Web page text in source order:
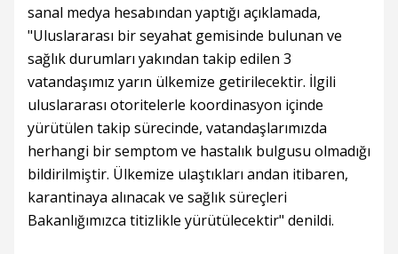
sanal medya hesabından yaptığı açıklamada,
"Uluslararası bir seyahat gemisinde bulunan ve
sağlık durumları yakından takip edilen 3
vatandaşımız yarın ülkemize getirilecektir. İlgili
uluslararası otoritelerle koordinasyon içinde
yürütülen takip sürecinde, vatandaşlarımızda
herhangi bir semptom ve hastalık bulgusu olmadığı
bildirilmiştir. Ülkemize ulaştıkları andan itibaren,
karantinaya alınacak ve sağlık süreçleri
Bakanlığımızca titizlikle yürütülecektir" denildi.